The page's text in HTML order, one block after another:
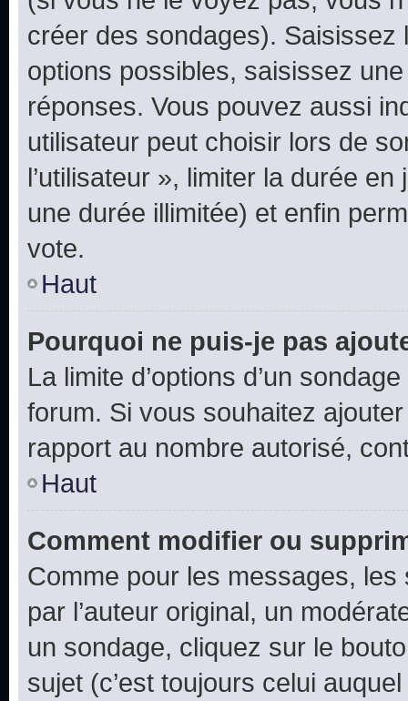
créer des sondages).
options possibles, saisissez
réponses. Vous pouvez aussi
utilisateur peut choisir lors de
l’utilisateur », limiter la durée
une durée illimitée) et enfin
vote.
Haut
Pourquoi ne puis-je pas
La limite d’options d’un
forum. Si vous souhaitez
rapport au nombre autorisé,
Haut
Comment modifier ou
Comme pour les messages,
par l’auteur original, un
un sondage, cliquez sur le
sujet (c’est toujours celui